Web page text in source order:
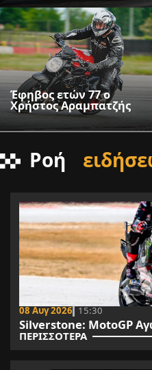
Έφηβος ετών 77 o
Χρήστος Αραμπατζής
Ροή
08 Αυγ 2026 15:30
Silverstone: MotoGP
ΠΕΡΙΣΣΟΤΕΡΑ